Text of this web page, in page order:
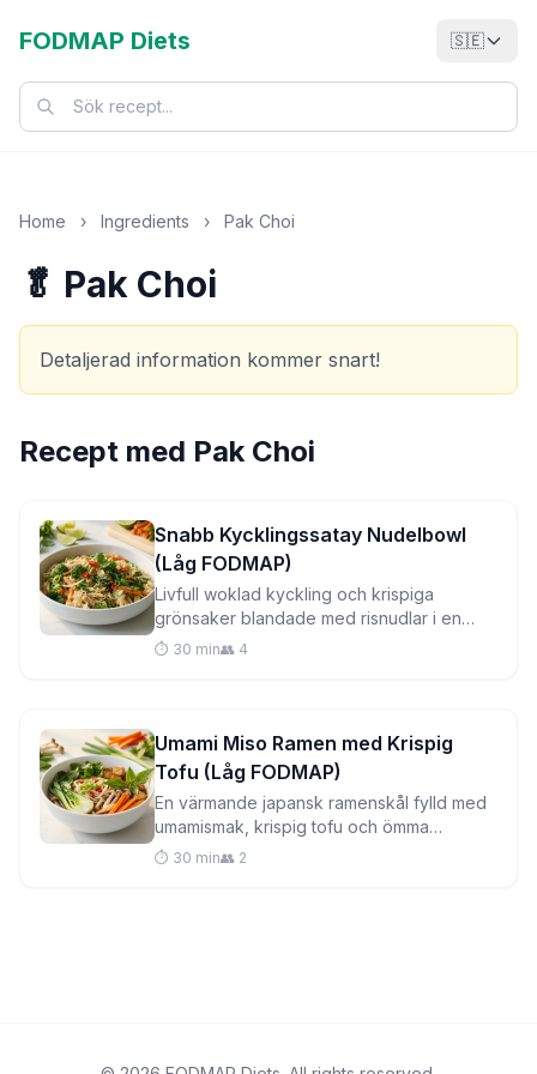
FODMAP Diets 🇸🇪
Home › Ingredients › Pak Choi
🥬 Pak Choi
Detaljerad information kommer snart!
Recept med Pak Choi
Snabb Kycklingssatay Nudelbowl
(Låg FODMAP)
Livfull woklad kyckling och krispiga
grönsaker blandade med risnudlar i en
krämig jordnöts-ingefärssås—klar på bara
⏱️ 30 min👥 4
Umami Miso Ramen med Krispig
Tofu (Låg FODMAP)
En värmande japansk ramenskål fylld med
umamismak, krispig tofu och ömma
grönsaker—klar på 30 minuter och helt
⏱️ 30 min👥 2